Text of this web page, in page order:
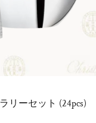
リーセット (24pcs)